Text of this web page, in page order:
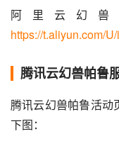
https://t.aliyun.com/
腾讯云幻兽帕鲁
腾讯云幻兽帕鲁活动
下图：